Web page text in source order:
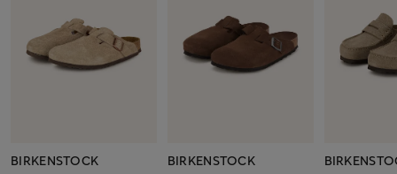
BIRKENSTOCK
BIRKENSTOCK